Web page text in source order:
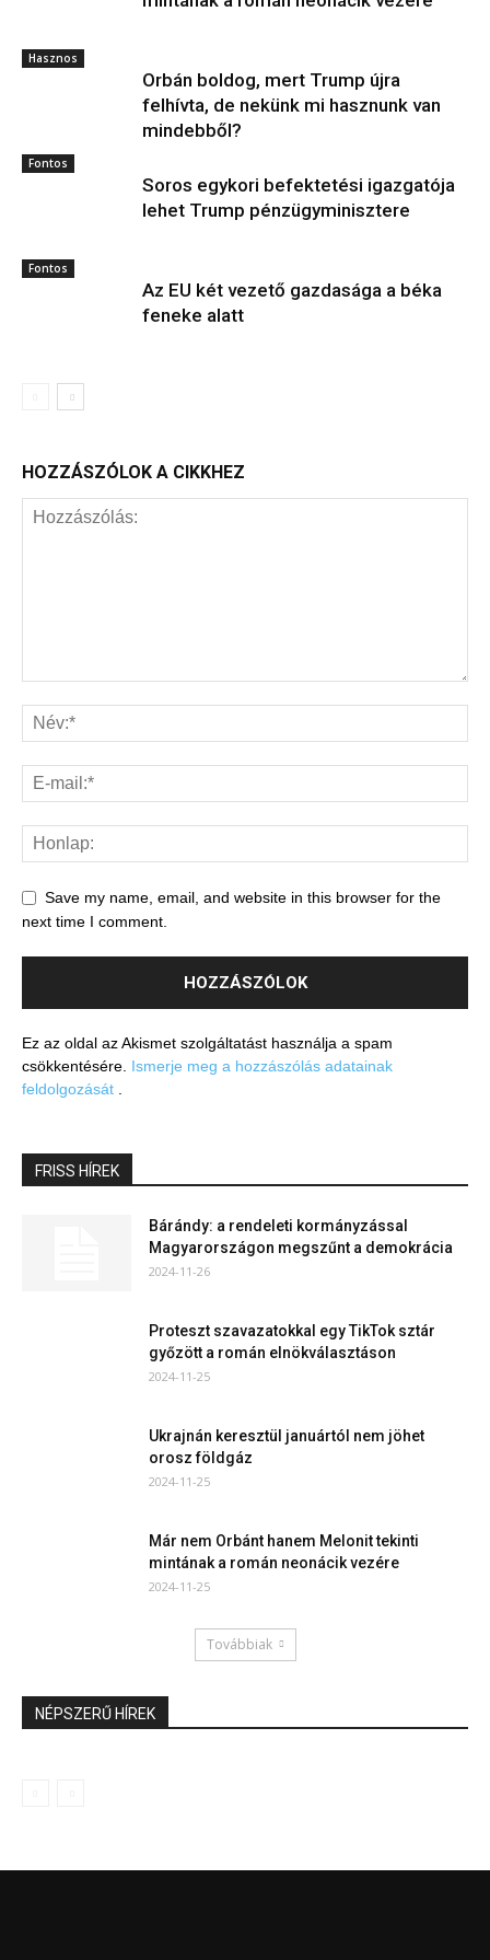
Hasznos
Orbán boldog, mert Trump újra
felhívta, de nekünk mi hasznunk van
mindebből?
Fontos
Soros egykori befektetési igazgatója
lehet Trump pénzügyminisztere
Fontos
Az EU két vezető gazdasága a béka
feneke alatt
HOZZÁSZÓLOK A CIKKHEZ
Save my name, email, and website in this browser for the
next time I comment.
Ez az oldal az Akismet szolgáltatást használja a spam
csökkentésére. Ismerje meg a hozzászólás adatainak
feldolgozását
FRISS HÍREK
Bárándy: a rendeleti kormányzással
Magyarországon megszűnt a demokrácia
2024-11-26
Proteszt szavazatokkal egy TikTok sztár
győzött a román elnökválasztáson
2024-11-25
Ukrajnán keresztül januártól nem jöhet
orosz földgáz
2024-11-25
Már nem Orbánt hanem Melonit tekinti
mintának a román neonácik vezére
2024-11-25
Továbbiak
NÉPSZERŰ HÍREK